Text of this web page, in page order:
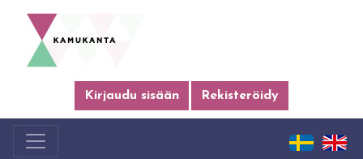
Kirjaudu sisään Rekisteröidy